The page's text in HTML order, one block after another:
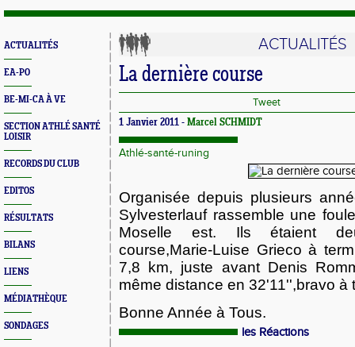
ACTUALITÉS
EA-PO
BE-MI-CA À VE
SECTION ATHLÉ SANTÉ
LOISIR
RECORDS DU CLUB
EDITOS
RÉSULTATS
BILANS
LIENS
MÉDIATHÈQUE
SONDAGES
ACTUALITÉS
La dernière course
Tweet
1 Janvier 2011 - Marcel SCHMIDT
Athlé-santé-runing
Organisée depuis plusieurs
Sylvesterlauf rassemble une
Moselle est. Ils étaient
course,Marie-Luise Grieco à
7,8 km, juste avant Denis
même distance en 32'11'',bravo à
Bonne Année à Tous.
les Réactions